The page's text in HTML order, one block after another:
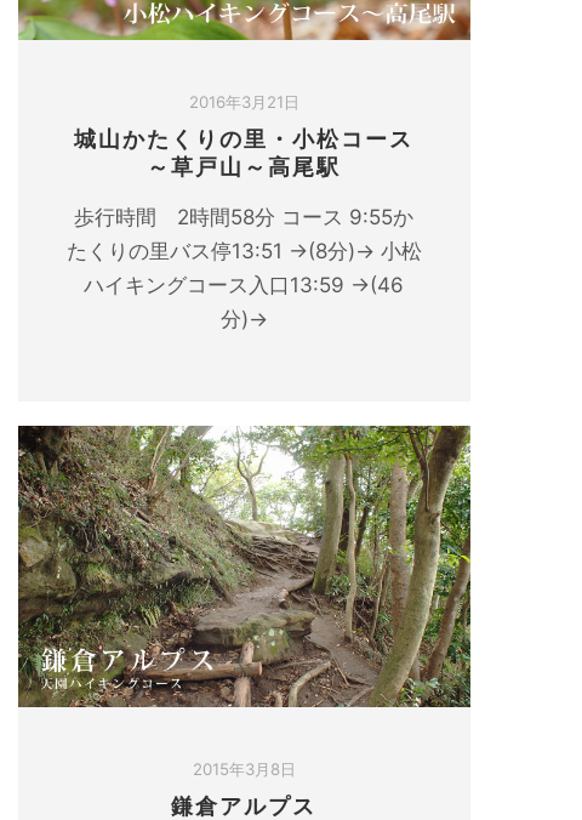
2016年3月21日
城山かたくりの里・小松コース
～草戸山～高尾駅
歩行時間 2時間58分 コース 9:55か
たくりの里バス停13:51 →(8分)→ 小松
ハイキングコース入口13:59 →(46
分)→
2015年3月8日
鎌倉アルプス